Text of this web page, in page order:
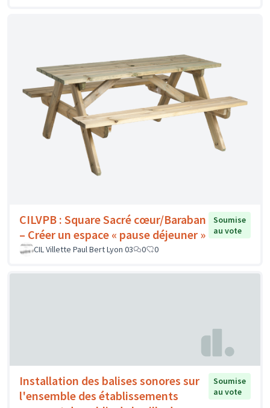
CILVPB : Square Sacré cœur/Baraban
– Créer un espace « pause déjeuner »
Soumise
au vote
CIL Villette Paul Bert Lyon 03
0 0
Installation des balises sonores sur
l'ensemble des établissements
Soumise
au vote